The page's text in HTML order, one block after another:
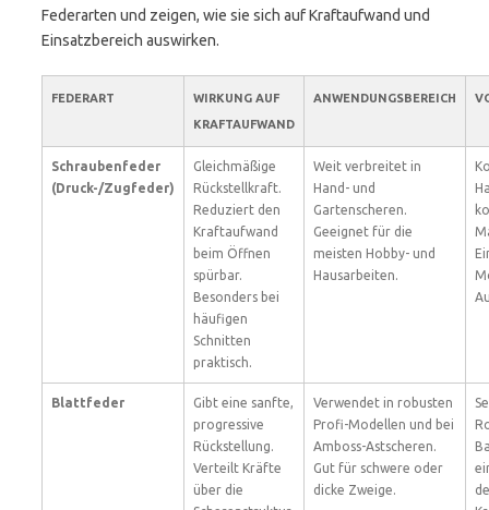
Federarten und zeigen, wie sie sich auf Kraftaufwand und
Einsatzbereich auswirken.
FEDERART
WIRKUNG AUF
KRAFTAUFWAND
ANWENDUNGSBEREICH
Schraubenfeder
(Druck-/Zugfeder)
Gleichmäßige
Rückstellkraft.
Reduziert den
Kraftaufwand
beim Öffnen
spürbar.
Besonders bei
häufigen
Schnitten
praktisch.
Weit verbreitet in
Hand- und
Gartenscheren.
Geeignet für die
meisten Hobby- und
Hausarbeiten.
Blattfeder
Gibt eine sanfte,
progressive
Rückstellung.
Verteilt Kräfte
über die
Verwendet in robusten
Profi-Modellen und bei
Amboss-Astscheren.
Gut für schwere oder
dicke Zweige.